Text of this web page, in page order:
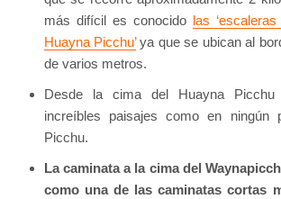
más difícil es conocido las
Huayna Picchu’ya que se ubican al
de varios metros.
Desde la cima del Huayna
increíbles paisajes como en ningún
Picchu.
La caminata a la cima del
como una de las caminatas cortas